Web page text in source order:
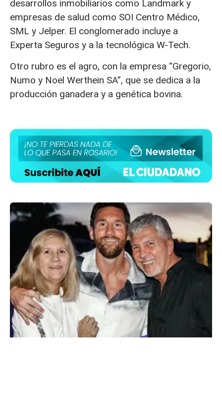
desarrollos inmobiliarios como Landmark y
empresas de salud como SOI Centro Médico,
SML y Jelper. El conglomerado incluye a
Experta Seguros y a la tecnológica W-Tech.
Otro rubro es el agro, con la empresa “Gregorio,
Numo y Noel Werthein SA”, que se dedica a la
producción ganadera y a genética bovina.